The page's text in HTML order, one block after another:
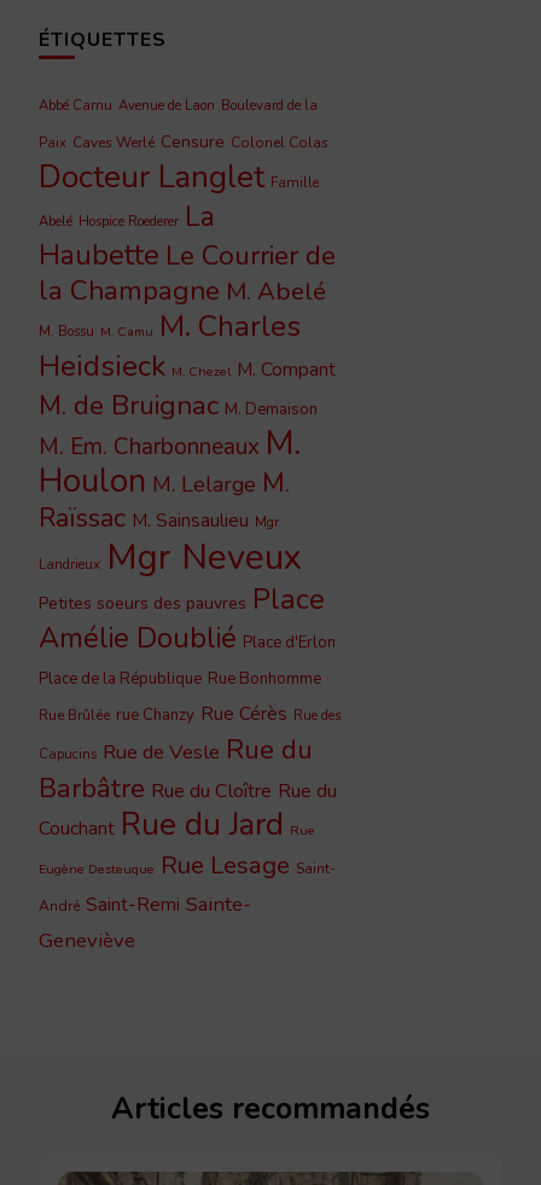
ÉTIQUETTES
Abbé Camu Avenue de Laon Boulevard de la
Paix Caves Werlé Censure Colonel Colas
Docteur Langlet Famille
Abelé Hospice Roederer La
Haubette Le Courrier de
la Champagne M. Abelé
M. Bossu M. Camu M. Charles
Heidsieck M. Chezel M. Compant
M. de Bruignac M. Demaison
M. Em. Charbonneaux M.
Houlon M. Lelarge M.
Raïssac M. Sainsaulieu Mgr
Landrieux Mgr Neveux
Petites soeurs des pauvres Place
Amélie Doublié Place d'Erlon
Place de la République Rue Bonhomme
Rue Brûlée rue Chanzy Rue Cérès Rue des
Capucins Rue de Vesle Rue du
Barbâtre Rue du Cloître Rue du
Couchant Rue du Jard Rue
Eugène Desteuque Rue Lesage Saint-
André Saint-Remi Sainte-
Geneviève
Articles recommandés